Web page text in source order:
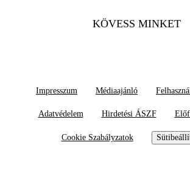
KÖVESS MINKET
Impresszum Médiaajánló
Adatvédelem Hirdetési ÁSZF
Cookie Szabályzatok